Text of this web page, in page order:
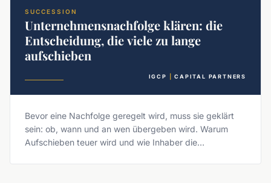
SUCCESSION
Unternehmensnachfolge klären: die
Entscheidung, die viele zu lange
aufschieben
IGCP CAPITAL PARTNERS
Bevor eine Nachfolge geregelt wird, muss sie geklärt
sein: ob, wann und an wen übergeben wird. Warum
Aufschieben teuer wird und wie Inhaber die